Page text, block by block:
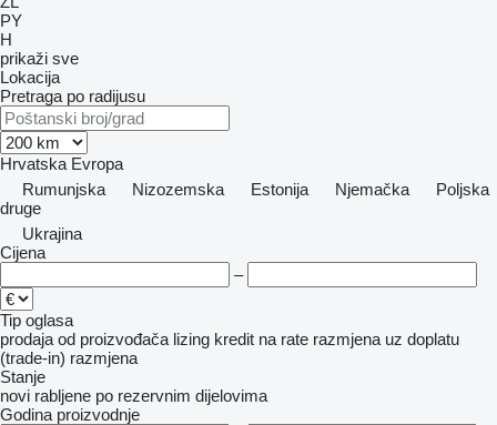
PY
H
prikaži sve
Lokacija
Pretraga po radijusu
Hrvatska Evropa
Rumunjska
Nizozemska Estonija Njemačka
Poljska
druge
Ukrajina
Cijena
–
Tip oglasa
prodaja od proizvođača lizing kredit na rate razmjena uz doplatu
(trade-in) razmjena
Stanje
novi rabljene po rezervnim dijelovima
Godina proizvodnje